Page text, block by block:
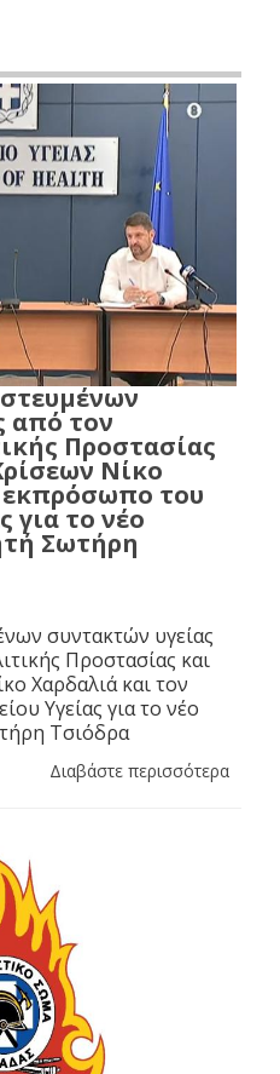
από τον
Προστασίας
Νίκο
εκπρόσωπο του
για το νέο
Σωτήρη
συντακτών υγείας
Προστασίας και
Χαρδαλιά και τον
Υγείας για το νέο
Τσιόδρα
Διαβάστε περισσότερα